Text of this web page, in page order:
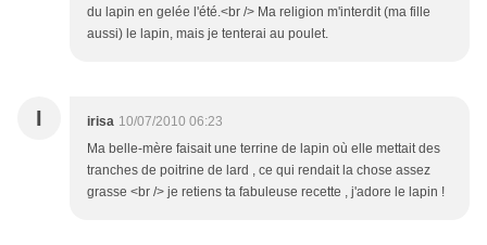
du lapin en gelée l'été.<br /> Ma religion m'interdit (ma fille
aussi) le lapin, mais je tenterai au poulet.
I irisa 10/07/2010 06:23
Ma belle-mère faisait une terrine de lapin où elle mettait des
tranches de poitrine de lard , ce qui rendait la chose assez
grasse <br /> je retiens ta fabuleuse recette , j'adore le lapin !